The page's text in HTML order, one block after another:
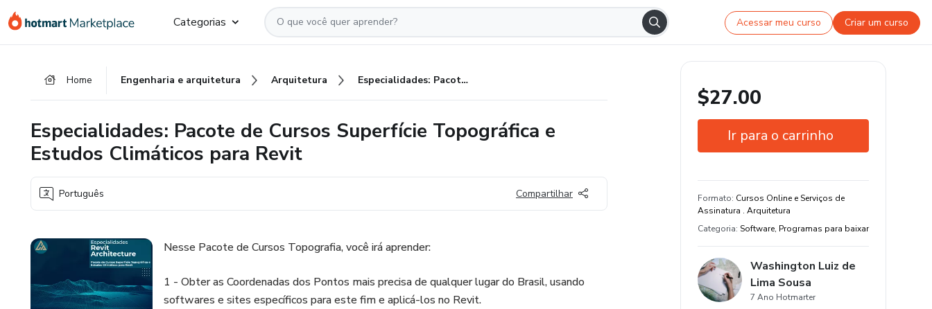
para
para
para
Categorias Acessar meu curso Criar um curso
Home Engenharia e arquitetura Arquitetura Especialidades: Pacote de Cursos Superfície Topográfica e Estudos Climáticos para Revit
Especialidades: Pacote de Cursos Superfície Topográfica e
Estudos Climáticos para Revit
Português Compartilhar
Nesse Pacote de Cursos Topografia, você irá aprender:
1 - Obter as Coordenadas dos Pontos mais precisa de qualquer lugar do Brasil, usando
softwares e sites específicos para este fim e aplicá-los no Revit.
$27.00
Ir para o carrinho
Certificado de conclusão
Estude do seu jeito e em qualquer
dispositivo
Formato: Cursos Online e Serviços de
Assinatura . Arquitetura
Categoria: Software, Programas para baixar
Washington Luiz de
Lima Sousa
7 Ano Hotmarter